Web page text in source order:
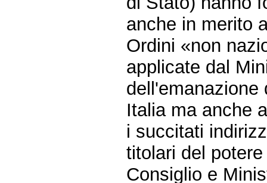
anche in merito
Ordini «non
applicate dal
dell'emanazione
Italia ma anche
i succitati
titolari del
Consiglio e